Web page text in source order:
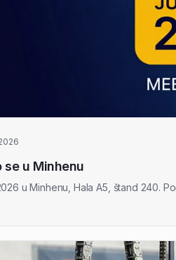
u Minhenu
u Minhenu, Hala A5, štand 240.